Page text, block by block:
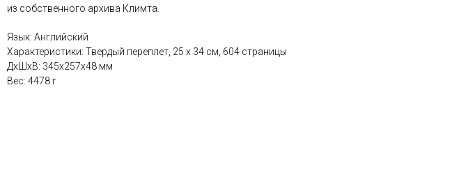
из собственного архива Климта.
Язык: Английский
Характеристики: Твердый переплет, 25 х 34 см, 604 страницы
ДxШxВ: 345x257x48 мм
Вес: 4478 г